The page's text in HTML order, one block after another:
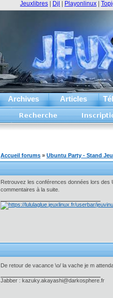
Archives Articles
Jeuxlibres Djl Playonlinux
Accueil forums » Ubuntu Party - Stand
Retrouvez les conférences données lors des
commentaires à la suite.
De retour de vacance \o/ la vache je m
Jabber : kazuky.akayashi@darkosphere.fr